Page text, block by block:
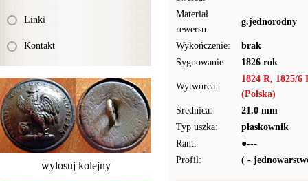
Linki
Kontakt
wylosuj kolejny
Materiał
rewersu:
g.jednorodny
Wykończenie:
brak
Sygnowanie:
1826 rok
Wytwórca:
1824 R, 1825/6
(Polska)
Średnica:
21.0 mm
Typ uszka:
płaskownik
Rant:
●---
Profil:
( -